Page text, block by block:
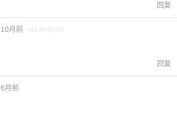
回复
10月前 via Android
回复
6月前